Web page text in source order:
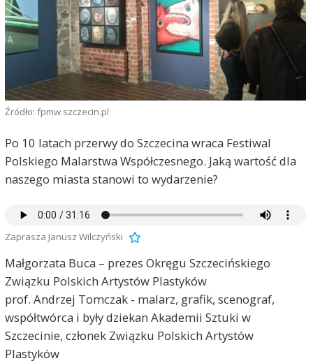
Źródło: fpmw.szczecin.pl
Po 10 latach przerwy do Szczecina wraca Festiwal
Polskiego Malarstwa Współczesnego. Jaką wartość dla
naszego miasta stanowi to wydarzenie?
Zaprasza Janusz Wilczyński
Małgorzata Buca – prezes Okręgu Szczecińskiego
Związku Polskich Artystów Plastyków
prof. Andrzej Tomczak - malarz, grafik, scenograf,
współtwórca i były dziekan Akademii Sztuki w
Szczecinie, członek Związku Polskich Artystów
Plastyków